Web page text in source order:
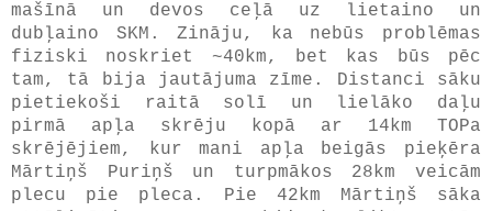
mašīnā un devos ceļā uz lietaino un
dubļaino SKM. Zināju, ka nebūs problēmas
fiziski noskriet ~40km, bet kas būs pēc
tam, tā bija jautājuma zīme. Distanci sāku
pietiekoši raitā solī un lielāko daļu
pirmā apļa skrēju kopā ar 14km TOPa
skrējējiem, kur mani apļa beigās pieķēra
Mārtiņš Puriņš un turpmākos 28km veicām
plecu pie pleca. Pie 42km Mārtiņš sāka